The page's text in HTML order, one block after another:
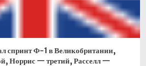
спринт Ф-1 в Великобритании,
Норрис — третий, Расселл —